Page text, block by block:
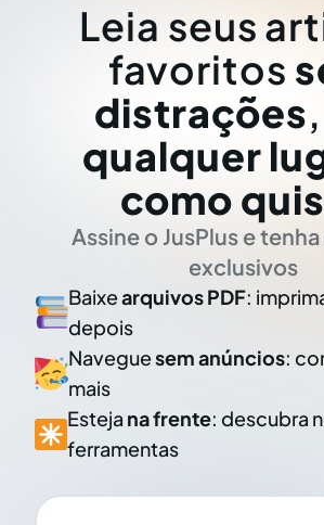
Leia seus
favoritos
distrações
qualquer
como
Assine o JusPlus e
exclusivos
Baixearquivos PDF:
depois
Naveguesem anúncios:
mais
Esteja na frente: descubra
ferramentas